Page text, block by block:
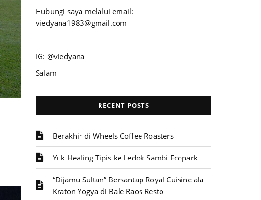
Hubungi saya melalui email:
viedyana1983@gmail.com
IG: @viedyana_
Salam
RECENT POSTS
Berakhir di Wheels Coffee Roasters
Yuk Healing Tipis ke Ledok Sambi Ecopark
“Dijamu Sultan” Bersantap Royal Cuisine ala
Kraton Yogya di Bale Raos Resto